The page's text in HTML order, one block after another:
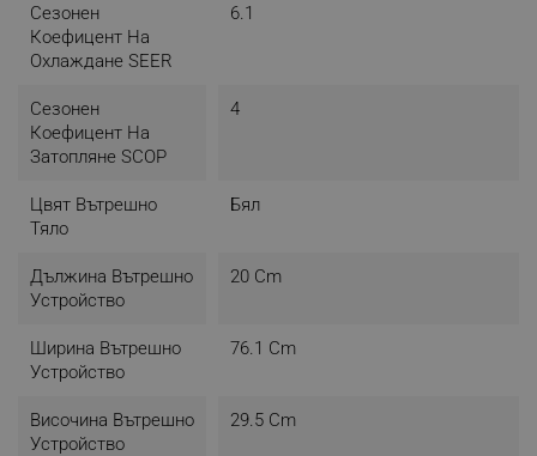
Размери и тегло:
- Вътрешно тяло: 295 x 761 x 200 мм (В x Ш x Д), Тегло:
8.5 Kg
- Външно тяло: 456 x 650 x 233 мм (В x Ш x Д), Тегло: 18
Kg
Ниво на шум:
- Вътрешно тяло (охлаждане/отопление): Високо 43 dB
/ Ном. 34 / Ниско 30 / Безшумно 27
- Външно тяло (охлаждане/отопление): Високо 52 dB /
Ном. - / Ниско - / Безшумно -
Тръбни връзки:
- Течна фаза: 6.35 mm (1/4")
- Газообразна фаза: 9.52 mm (3/8")
Захранване:
- Фаза/Честота/Напрежение: 1~/50 Hz / 220 - 240 V
Сезонен
Коефицент На
Охлаждане SEER
6.1
Сезонен
Коефицент На
Затопляне SCOP
4
Цвят Вътрешно
Тяло
Бял
Дължина Вътрешно
Устройство
20 Cm
Ширина Вътрешно
Устройство
76.1 Cm
Височина Вътрешно
Устройство
29.5 Cm